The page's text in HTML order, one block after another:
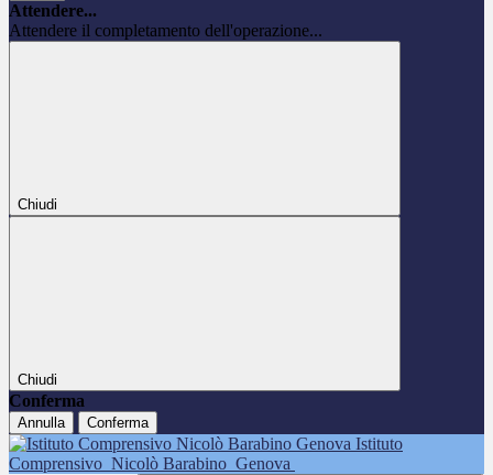
Attendere...
Attendere il completamento dell'operazione...
Chiudi
Chiudi
Conferma
Annulla Conferma
Istituto
Comprensivo Nicolò Barabino Genova